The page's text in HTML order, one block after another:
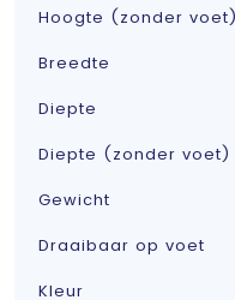
Hoogte (zonder voet)
Breedte
Diepte
Diepte (zonder voet)
Gewicht
Draaibaar op voet
Kleur